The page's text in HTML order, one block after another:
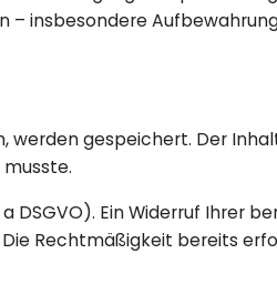
– insbesondere
werden gespeichert. Der
DSGVO). Ein Widerruf Ihrer
Rechtmäßigkeit bereits